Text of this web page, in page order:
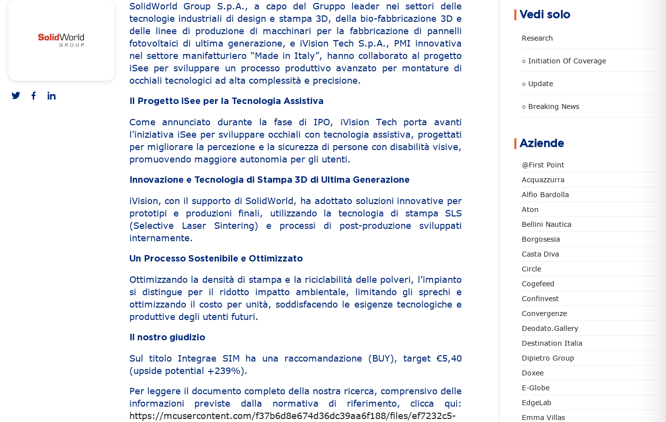
SolidWorld Group S.p.A., a capo del Gruppo leader nei settori delle
tecnologie industriali di design e stampa 3D, della bio-fabbricazione 3D e
delle linee di produzione di macchinari per la fabbricazione di pannelli
fotovoltaici di ultima generazione, e iVision Tech S.p.A., PMI innovativa
nel settore manifatturiero “Made in Italy”, hanno collaborato al progetto
iSee per sviluppare un processo produttivo avanzato per montature di
occhiali tecnologici ad alta complessità e precisione.
Il Progetto iSee per la Tecnologia Assistiva
Come annunciato durante la fase di IPO, iVision Tech porta avanti
l’iniziativa iSee per sviluppare occhiali con tecnologia assistiva, progettati
per migliorare la percezione e la sicurezza di persone con disabilità visive,
promuovendo maggiore autonomia per gli utenti.
Innovazione e Tecnologia di Stampa 3D di Ultima Generazione
iVision, con il supporto di SolidWorld, ha adottato soluzioni innovative per
prototipi e produzioni finali, utilizzando la tecnologia di stampa SLS
(Selective Laser Sintering) e processi di post-produzione sviluppati
internamente.
Un Processo Sostenibile e Ottimizzato
Ottimizzando la densità di stampa e la riciclabilità delle polveri, l’impianto
si distingue per il ridotto impatto ambientale, limitando gli sprechi e
ottimizzando il costo per unità, soddisfacendo le esigenze tecnologiche e
produttive degli utenti futuri.
Il nostro giudizio
Sul titolo Integrae SIM ha una raccomandazione (BUY), target €5,40
(upside potential +239%).
Per leggere il documento completo della nostra ricerca, comprensivo delle
informazioni previste dalla normativa di riferimento, clicca qui:
https://mcusercontent.com/f37b6d8e674d36dc39aa6f188/files/ef7232c5-
Vedi solo
Research
○ Initiation Of Coverage
○ Update
○ Breaking News
Aziende
@First Point
Acquazzurra
Alfio Bardolla
Aton
Bellini Nautica
Borgosesia
Casta Diva
Circle
Cogefeed
Confinvest
Convergenze
Deodato.Gallery
Destination Italia
Dipietro Group
Doxee
E-Globe
EdgeLab
Emma Villas